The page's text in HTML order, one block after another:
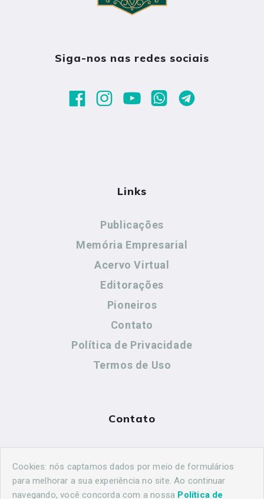
Siga-nos nas redes sociais
Links
Publicações
Memória Empresarial
Acervo Virtual
Editorações
Pioneiros
Contato
Política de Privacidade
Termos de Uso
Contato
(44) 99883-8883
maringahistorica@gmail.com
Cookies: nós captamos dados por meio de formulários
para melhorar a sua experiência no site. Ao continuar
navegando, você concorda com a nossa Política de